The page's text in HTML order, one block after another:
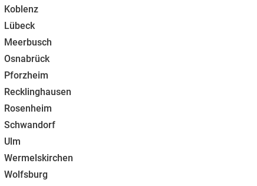
Koblenz
Lübeck
Meerbusch
Osnabrück
Pforzheim
Recklinghausen
Rosenheim
Schwandorf
Ulm
Wermelskirchen
Wolfsburg